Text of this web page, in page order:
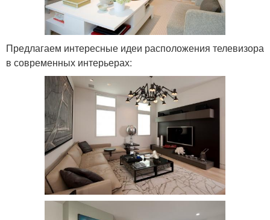
Предлагаем интересные идеи расположения телевизора
в современных интерьерах: